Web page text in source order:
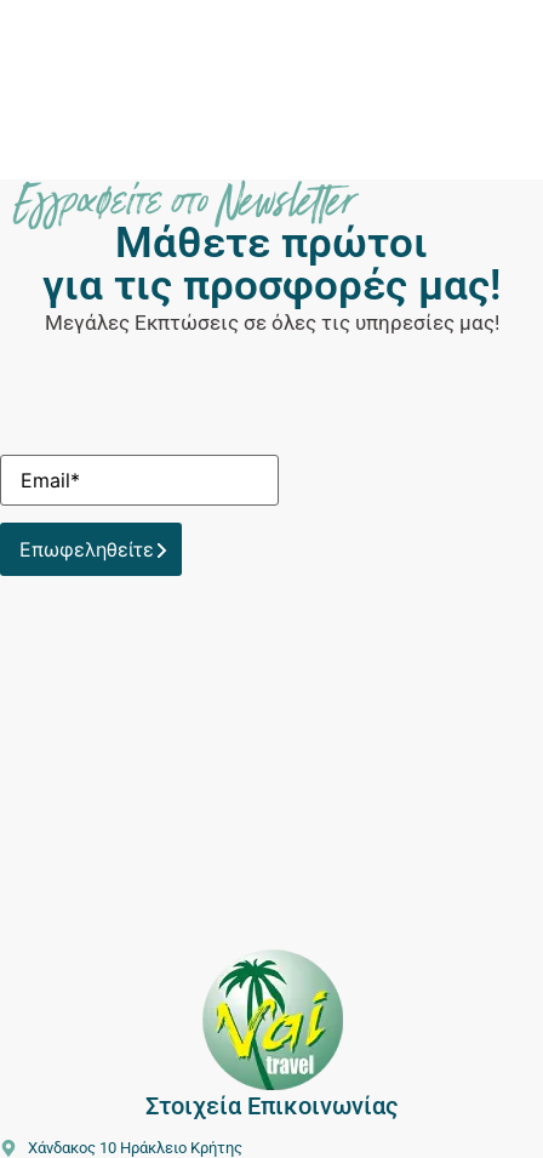
Εγγραφείτε στο Newsletter
Μάθετε πρώτοι
για τις προσφορές μας!
Μεγάλες Εκπτώσεις σε όλες τις υπηρεσίες μας!
Επωφεληθείτε
Στοιχεία Επικοινωνίας
Χάνδακος 10 Ηράκλειο Κρήτης